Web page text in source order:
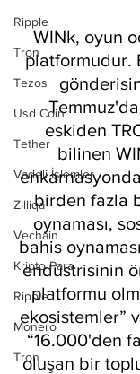
Ripple
Tron
Tezos
Usd Coin
Tether
Vadeli İşlemler
Zilliqa
Vechain
Kripto Para
Ripple
Monero
Tron
WINk, oyun
platformudur.
Temmuz'da
eskiden
bilinen
birden fazla
oynaması,
bahis
endüstrisinin
platformu
ekosistemler”
“16.000'den
oluşan bir